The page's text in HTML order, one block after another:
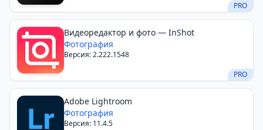
PRO
Видеоредактор и фото — InShot
Фотография
Версия: 2.222.1548
PRO
Adobe Lightroom
Фотография
Версия: 11.4.5